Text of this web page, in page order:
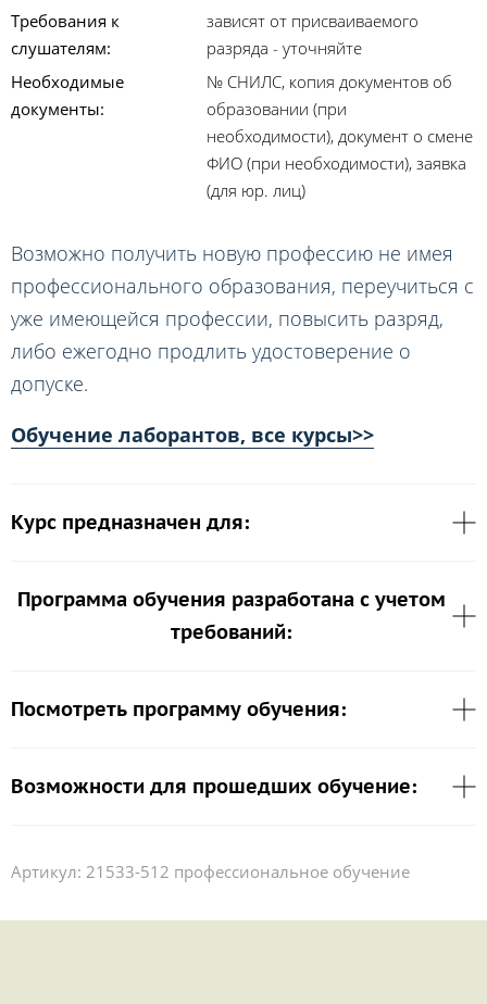
Требования к
слушателям:
зависят от присваиваемого
разряда - уточняйте
Необходимые
документы:
№ СНИЛС, копия документов об
образовании (при
необходимости), документ о смене
ФИО (при необходимости), заявка
(для юр. лиц)
Возможно получить новую профессию не имея
профессионального образования, переучиться с
уже имеющейся профессии, повысить разряд,
либо ежегодно продлить удостоверение о
допуске.
Обучение лаборантов, все курсы>>
Курс предназначен для:
Программа обучения разработана с учетом
требований:
Посмотреть программу обучения:
Возможности для прошедших обучение:
Артикул: 21533-512 профессиональное обучение